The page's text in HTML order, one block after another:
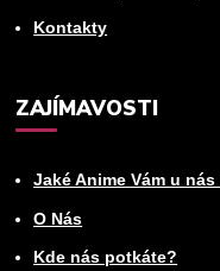
Kontakty
ZAJÍMAVOSTI
Jaké Anime Vám u
O Nás
Kde nás potkáte?